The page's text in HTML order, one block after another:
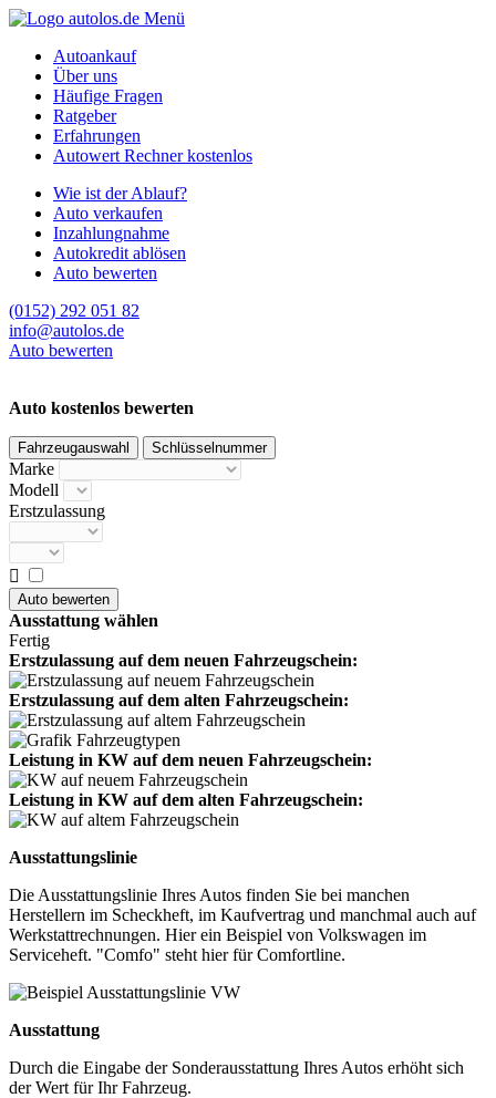
Menü
Autoankauf
Über uns
Häufige Fragen
Ratgeber
Erfahrungen
Autowert Rechner kostenlos
Wie ist der Ablauf?
Auto verkaufen
Inzahlungnahme
Autokredit ablösen
Auto bewerten
(0152) 292 051 82
info@autolos.de
Auto bewerten
Auto kostenlos bewerten
Fahrzeugauswahl Schlüsselnummer
Marke
Modell
Erstzulassung

Ausstattung wählen
Fertig
Erstzulassung auf dem neuen Fahrzeugschein:
Erstzulassung auf dem alten Fahrzeugschein:
Leistung in KW auf dem neuen Fahrzeugschein:
Leistung in KW auf dem alten Fahrzeugschein:
Ausstattungslinie
Die Ausstattungslinie Ihres Autos finden Sie bei manchen
Herstellern im Scheckheft, im Kaufvertrag und manchmal auch auf
Werkstattrechnungen. Hier ein Beispiel von Volkswagen im
Serviceheft. "Comfo" steht hier für Comfortline.
Ausstattung
Durch die Eingabe der Sonderausstattung Ihres Autos erhöht sich
der Wert für Ihr Fahrzeug.